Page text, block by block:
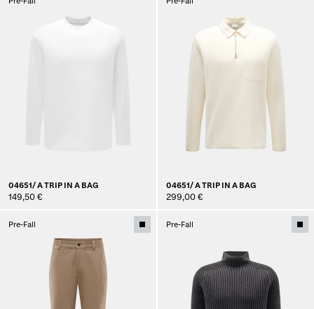
04651/ A TRIP IN A BAG
149,50 €
04651/ A TRIP IN A BAG
299,00 €
Pre-Fall Pre-Fall